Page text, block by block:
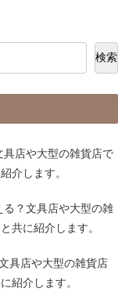
検索
店や大型の雑貨店で
介します。
？文具店や大型の雑
共に紹介します。
具店や大型の雑貨店
紹介します。